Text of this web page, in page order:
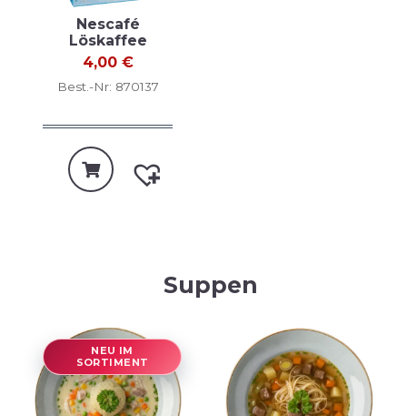
Nescafé
Löskaffee
4,00 €
Best.-Nr: 870137
Suppen
NEU IM
SORTIMENT